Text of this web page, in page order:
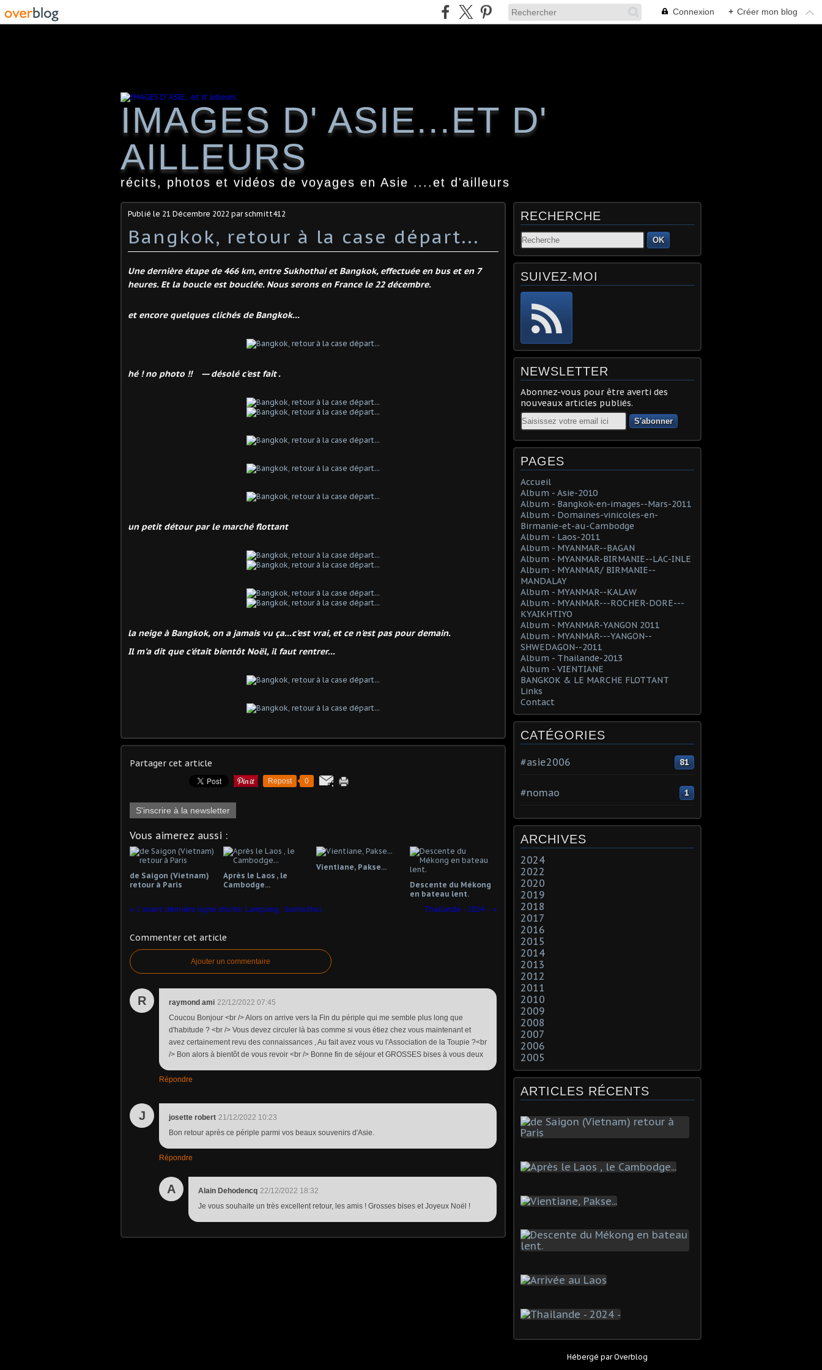
Connexion + Créer mon blog
IMAGES D' ASIE...ET D'
AILLEURS
récits, photos et vidéos de voyages en Asie ....et d'ailleurs
Publié le 21 Décembre 2022 par schmitt412
Bangkok, retour à la case départ...
Une dernière étape de 466 km, entre Sukhothai et Bangkok, effectuée en bus et en 7
heures. Et la boucle est bouclée. Nous serons en France le 22 décembre.
et encore quelques clichés de Bangkok...
hé ! no photo !! --- désolé c'est fait .
un petit détour par le marché flottant
la neige à Bangkok, on a jamais vu ça...c'est vrai, et ce n'est pas pour demain.
Il m'a dit que c'était bientôt Noël, il faut rentrer...
Partager cet article
Repost 0
S'inscrire à la newsletter
Vous aimerez aussi :
de Saigon (Vietnam)
retour à Paris
Après le Laos , le
Cambodge...
Vientiane, Pakse...
Descente du Mékong
en bateau lent.
l' avant dernière ligne droite: Lampang , Sukhothai .
Thailande - 2024 -
Commenter cet article
Ajouter un commentaire
R raymond ami 22/12/2022 07:45
Coucou Bonjour <br /> Alors on arrive vers la Fin du périple qui me semble plus long que
d'habitude ? <br /> Vous devez circuler là bas comme si vous étiez chez vous maintenant et
avez certainement revu des connaissances , Au fait avez vous vu l'Association de la Toupie ?<br
/> Bon alors à bientôt de vous revoir <br /> Bonne fin de séjour et GROSSES bises à vous deux
Répondre
J josette robert 21/12/2022 10:23
Bon retour après ce périple parmi vos beaux souvenirs d'Asie.
Répondre
A Alain Dehodencq 22/12/2022 18:32
Je vous souhaite un très excellent retour, les amis ! Grosses bises et Joyeux Noël !
RECHERCHE
OK
SUIVEZ-MOI
NEWSLETTER
Abonnez-vous pour être averti des
nouveaux articles publiés.
Email
PAGES
Accueil
Album - Asie-2010
Album - Bangkok-en-images--Mars-2011
Album - Domaines-vinicoles-en-
Birmanie-et-au-Cambodge
Album - Laos-2011
Album - MYANMAR--BAGAN
Album - MYANMAR-BIRMANIE--LAC-INLE
Album - MYANMAR/ BIRMANIE--
MANDALAY
Album - MYANMAR--KALAW
Album - MYANMAR---ROCHER-DORE---
KYAIKHTIYO
Album - MYANMAR-YANGON 2011
Album - MYANMAR---YANGON--
SHWEDAGON--2011
Album - Thailande-2013
Album - VIENTIANE
BANGKOK & LE MARCHE FLOTTANT
Links
Contact
CATÉGORIES
#asie2006 81
#nomao 1
ARCHIVES
2024
2022
2020
2019
2018
2017
2016
2015
2014
2013
2012
2011
2010
2009
2008
2007
2006
2005
ARTICLES RÉCENTS
Hébergé parOverblog